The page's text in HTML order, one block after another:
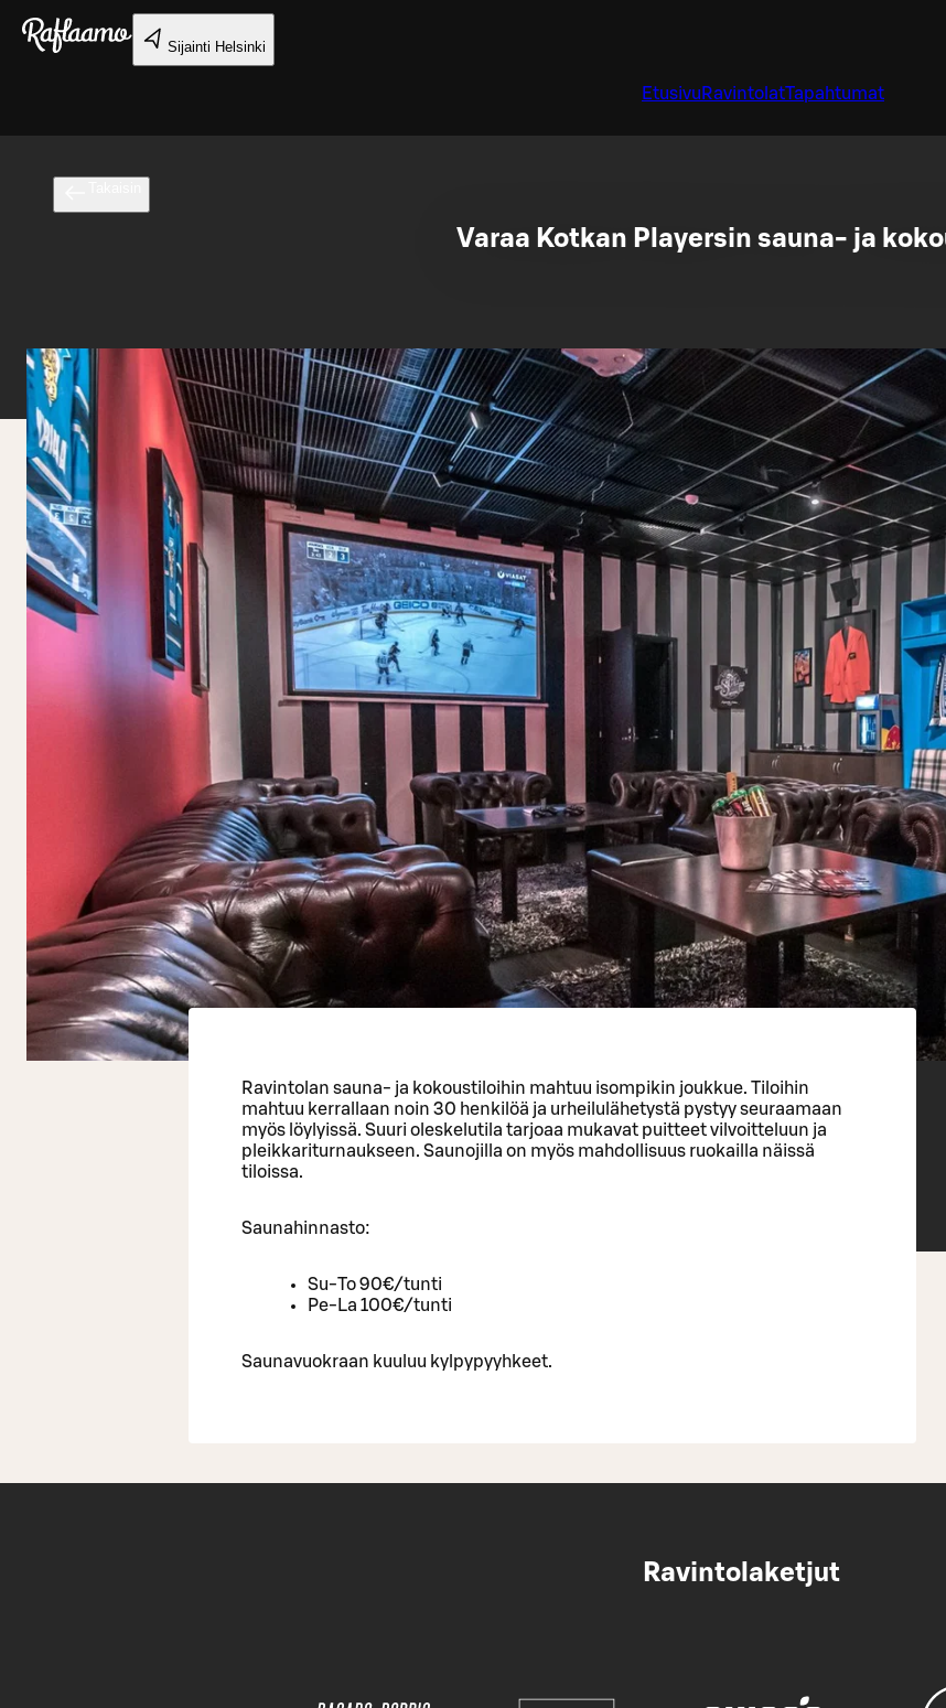
Siirry pääsisältöön
Sijainti Helsinki
Etusivu RavintolatTapahtumat
Varaa Kotkan Playersin sauna- ja
Ravintolan sauna- ja kokoustiloihin mahtuu isompikin joukkue. Tiloihin
mahtuu kerrallaan noin 30 henkilöä ja urheilulähetystä pystyy seuraamaan
myös löylyissä. Suuri oleskelutila tarjoaa mukavat puitteet vilvoitteluun ja
pleikkariturnaukseen. Saunojilla on myös mahdollisuus ruokailla näissä
tiloissa.
Saunahinnasto:
Su-To 90€/tunti
Pe-La 100€/tunti
Saunavuokraan kuuluu kylpypyyhkeet.
Ravintolaketjut